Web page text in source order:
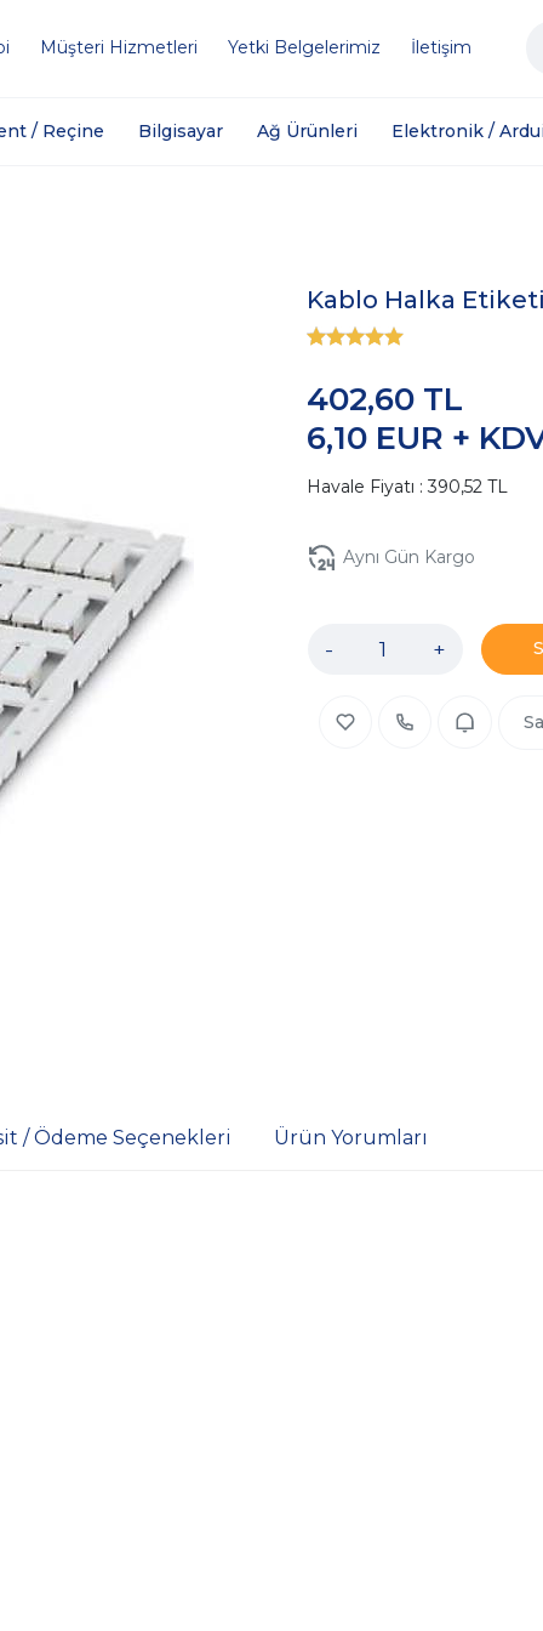
Müşteri Hizmetleri Yetki Belgelerimiz İletişim
/ Reçine Bilgisayar Ağ Ürünleri Elektronik /
Kablo Halka Etiketi
6,10 EUR +
402,60 TL
Havale Fiyatı : 390,52 TL
Aynı Gün Kargo
- +
/ Ödeme Seçenekleri Ürün Yorumları